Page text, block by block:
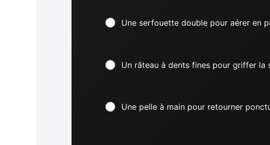
Une serfouette double pour aérer en
Un râteau à dents fines pour griffer la
Une pelle à main pour retourner